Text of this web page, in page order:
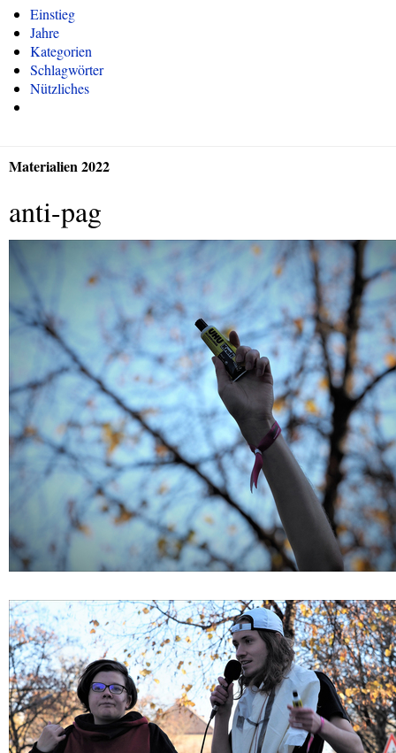
Einstieg
Jahre
Kategorien
Schlagwörter
Nützliches
Materialien 2022
anti-pag